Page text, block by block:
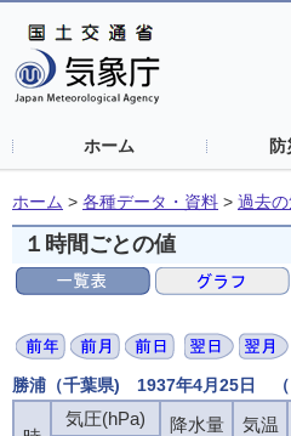
ホーム 防
ホーム > 各種データ・資料 > 過去
１時間ごとの値
勝浦（千葉県) 1937年4月25日 （
気圧(hPa)
降水量
気温